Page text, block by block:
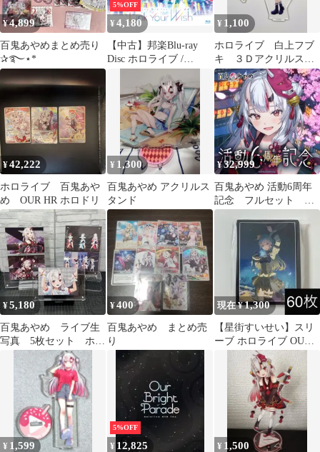
¥4,899
百鬼あやめまとめ売り
✰࿐⋆*
5%OFF
¥4,180
【中古】邦楽Blu-ray
Disc ホロライブ /
Your Wish
¥ 1,100
ホロライブ 白上フブ
キ ３Ｄアクリルスタ
ンド Blue Journey衣装
ver
¥42,222
ホロライブ 百鬼あや
め OUR HR ホロドリ
¥ 1,300
百鬼あやめ アクリルス
タンド
¥32,999
百鬼あやめ 活動6周年
記念 フルセット 数
量限定ver.
¥5,180
百鬼あやめ ライブ生
写真 5枚セット ホロ
ライブ 4th フェス
¥400
百鬼あやめ まとめ売
り
現在 ¥1,300
【星街すいせい】スリ
ーブ ホロライブ OUR
OSR SY 推しホロメン
デッキ
¥ 1,599
5%OFF
¥ 12,825 ¥ 1,500